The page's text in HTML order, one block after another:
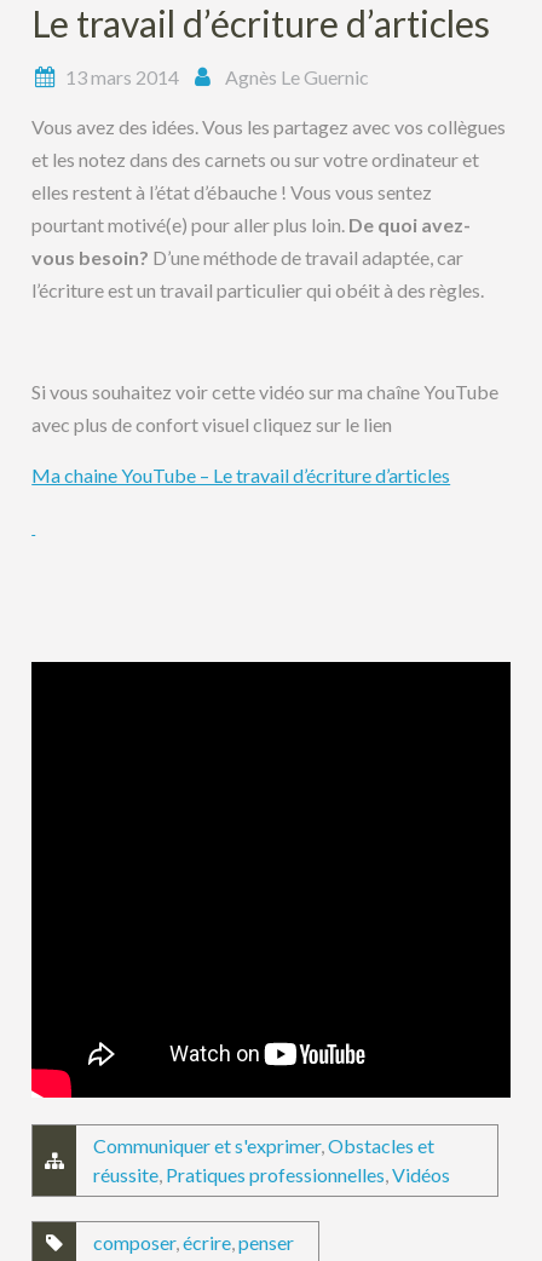
Le travail d’écriture d’articles
13 mars 2014 Agnès Le Guernic
Vous avez des idées. Vous les partagez avec vos collègues
et les notez dans des carnets ou sur votre ordinateur et
elles restent à l’état d’ébauche ! Vous vous sentez
pourtant motivé(e) pour aller plus loin. De quoi avez-
vous besoin? D’une méthode de travail adaptée, car
l’écriture est un travail particulier qui obéit à des règles.
Si vous souhaitez voir cette vidéo sur ma chaîne YouTube
avec plus de confort visuel cliquez sur le lien
Ma chaine YouTube – Le travail d’écriture d’articles
Communiquer et s'exprimer,Obstacles et
réussite, Pratiques professionnelles,Vidéos
composer,écrire,penser